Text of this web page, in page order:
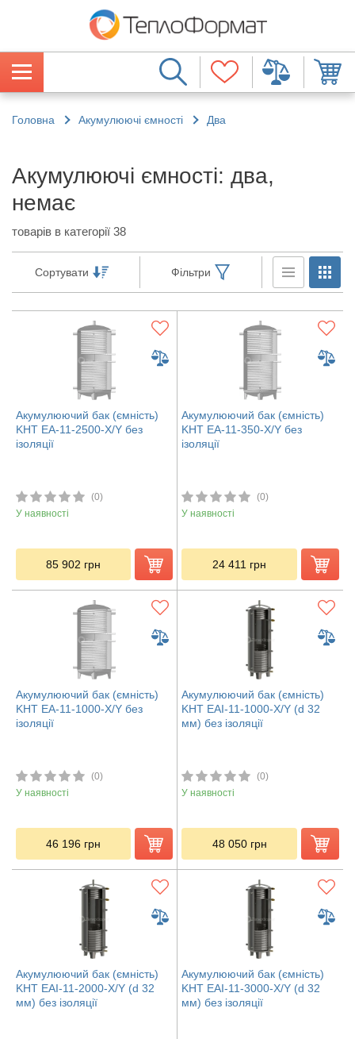
Головна Акумулюючі ємності Два
Акумулюючі ємності: два,
немає
товарів в категорії 38
Сортувати Фільтри
Акумулюючий бак (ємність)
KHT ЕА-11-2500-X/Y без
ізоляції
(0)
У наявності
85 902 грн
Акумулюючий бак (ємність)
KHT ЕА-11-350-X/Y без
ізоляції
(0)
У наявності
24 411 грн
Акумулюючий бак (ємність)
KHT ЕА-11-1000-X/Y без
ізоляції
(0)
У наявності
46 196 грн
Акумулюючий бак (ємність)
KHT EAI-11-1000-X/Y (d 32
мм) без ізоляції
(0)
У наявності
48 050 грн
Акумулюючий бак (ємність)
KHT EAI-11-2000-X/Y (d 32
мм) без ізоляції
Акумулюючий бак (ємність)
KHT EAI-11-3000-X/Y (d 32
мм) без ізоляції